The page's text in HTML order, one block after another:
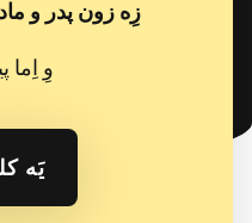
زِه زون پدر و
وِ اِما
یَه